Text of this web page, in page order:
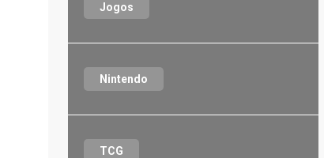
Jogos
Nintendo
TCG